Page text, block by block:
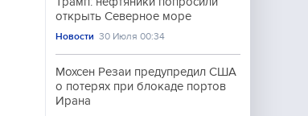
открыть Северное море
Новости 30 Июля 00:34
Мохсен Резаи предупредил США
о потерях при блокаде портов
Ирана